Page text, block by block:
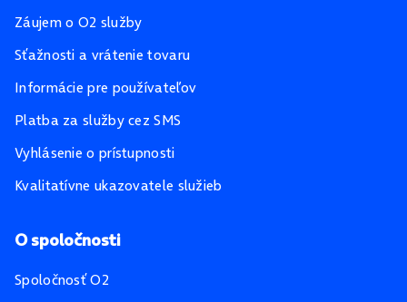
Záujem o O2 služby
Sťažnosti a vrátenie tovaru
Informácie pre používateľov
Platba za služby cez SMS
Vyhlásenie o prístupnosti
Kvalitatívne ukazovatele služieb
O spoločnosti
Spoločnosť O2